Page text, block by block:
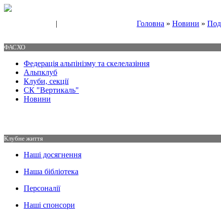
| Головна » Новини »
ФАСХО
Федерація альпінізму та скелелазіння
Альпклуб
Клуби, секції
СК "Вертикаль"
Новини
Клубне життя
Наші досягнення
Наша бібліотека
Персоналії
Наші спонсори